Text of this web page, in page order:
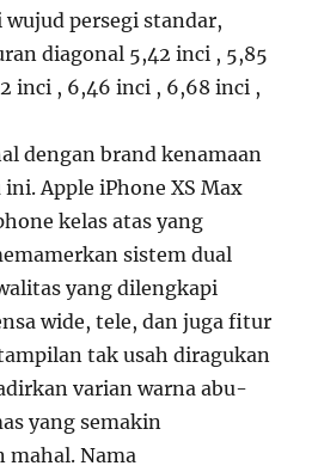
wujud persegi standar,
diagonal 5,42 inci , 5,85
inci , 6,46 inci , 6,68 inci ,
dengan brand kenamaan
Apple iPhone XS Max
kelas atas yang
sistem dual
yang dilengkapi
wide, tele, dan juga fitur
tak usah diragukan
varian warna abu-
yang semakin
mahal. Nama